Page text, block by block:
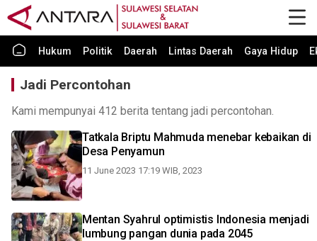
Hukum Politik Daerah Lintas Daerah Gaya Hidup
Jadi Percontohan
Kami mempunyai 412 berita tentang jadi percontohan.
Tatkala Briptu Mahmuda menebar kebaikan di
Desa Penyamun
11 June 2023 17:19 WIB, 2023
Mentan Syahrul optimistis Indonesia menjadi
lumbung pangan dunia pada 2045